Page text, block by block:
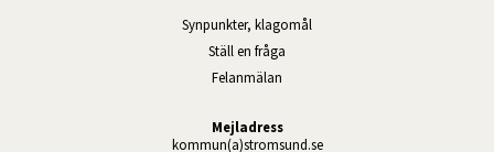
Synpunkter, klagomål
Ställ en fråga
Felanmälan
Mejladress
kommun(a)stromsund.se